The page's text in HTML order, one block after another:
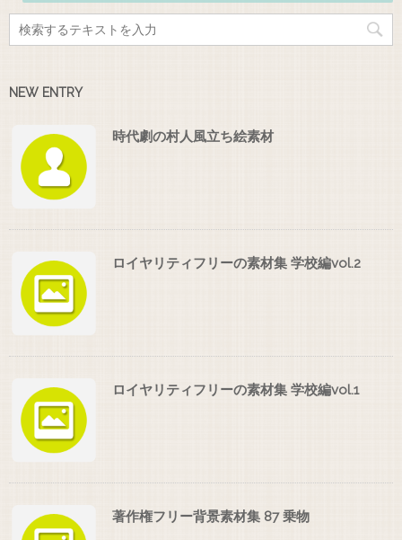
NEW ENTRY
時代劇の村人風立ち絵素材
ロイヤリティフリーの素材集 学校編vol.2
ロイヤリティフリーの素材集 学校編vol.1
著作権フリー背景素材集 87 乗物